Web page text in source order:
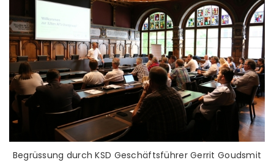
Begrüssung durch KSD Geschäftsführer Gerrit Goudsmit